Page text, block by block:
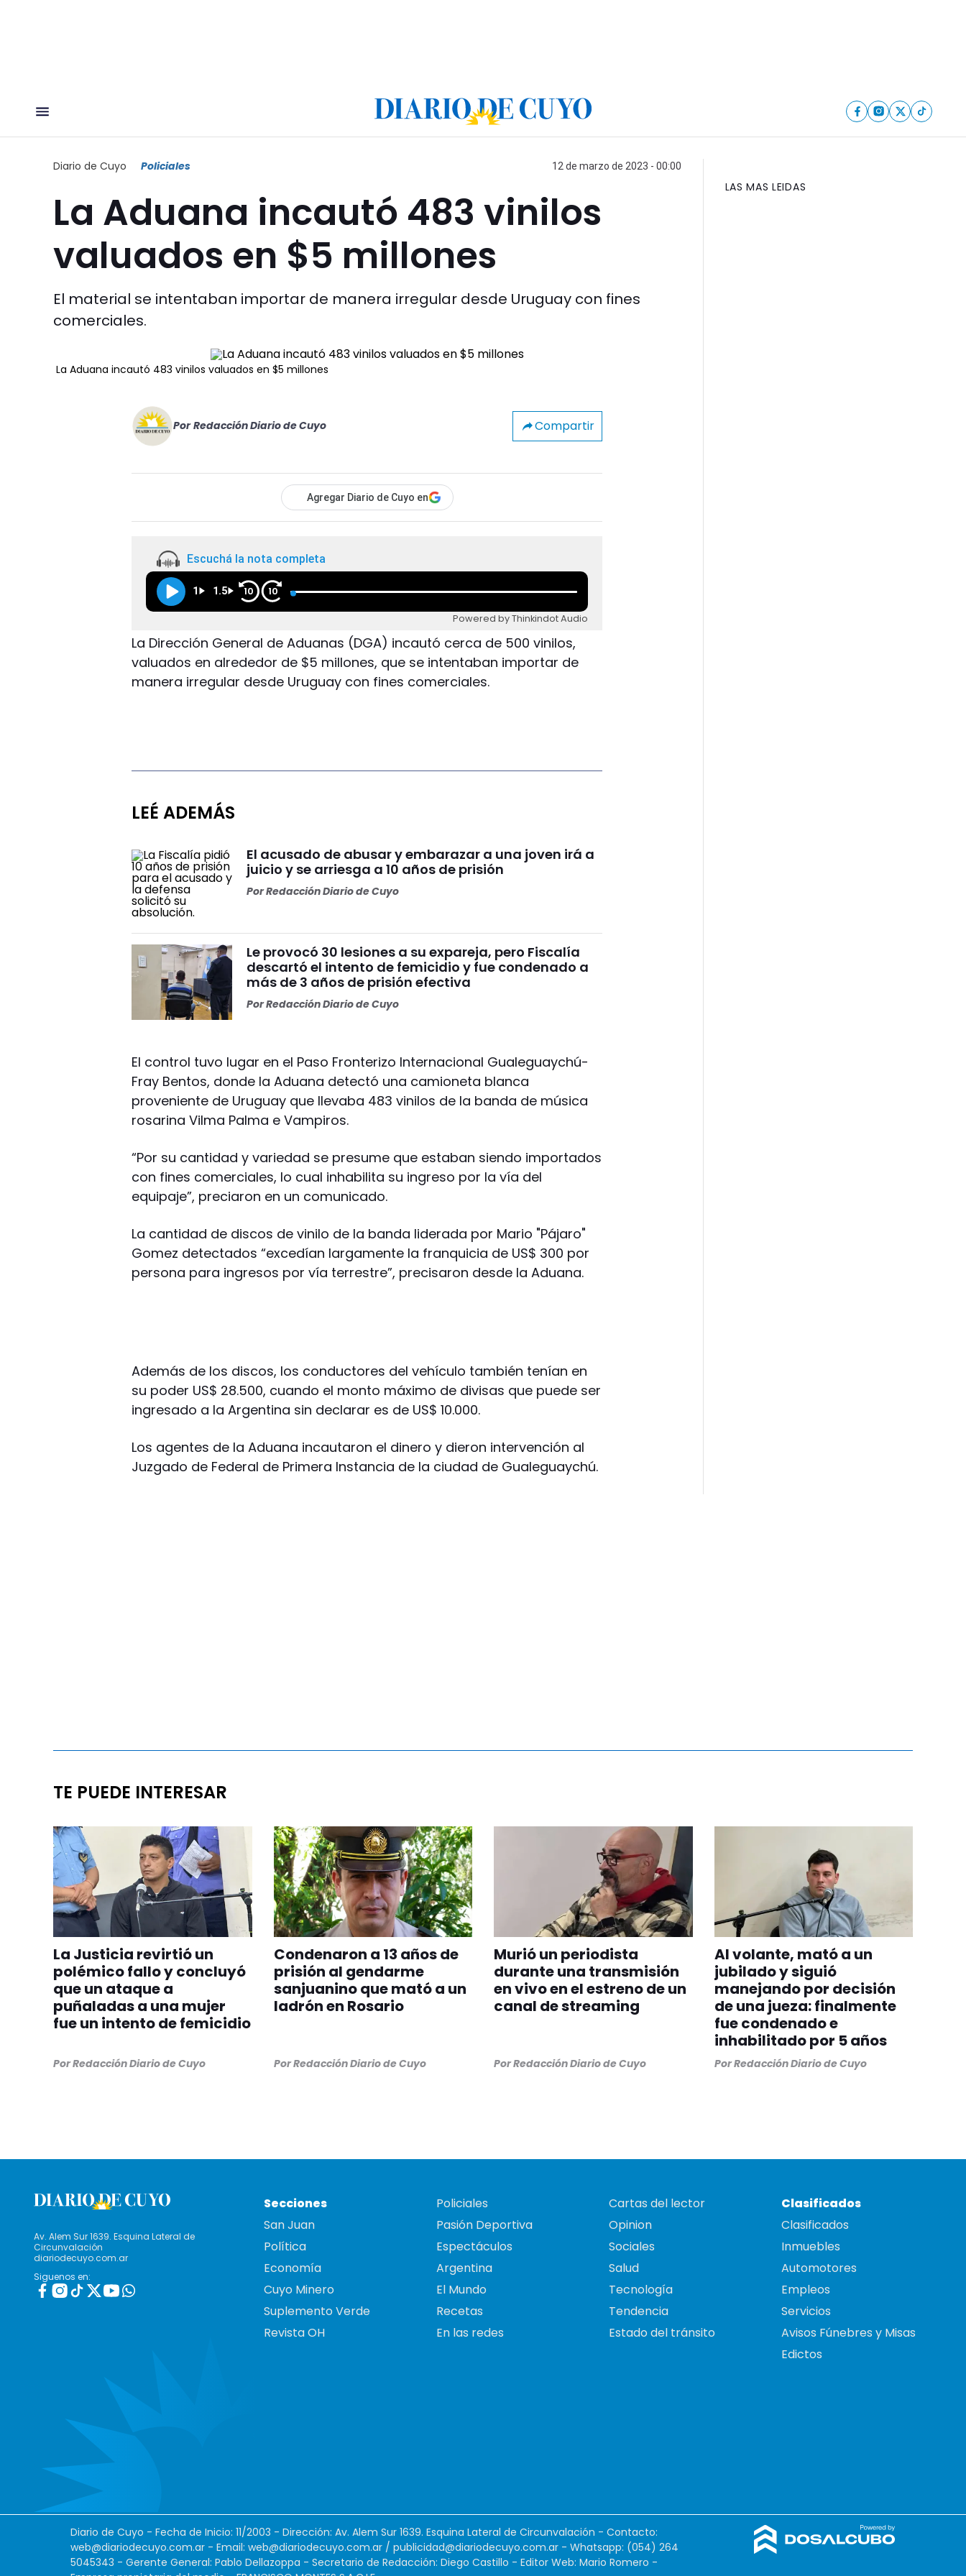
Diario de Cuyo Policiales 12 de marzo de 2023 - 00:00
La Aduana incautó 483 vinilos
valuados en $5 millones
El material se intentaban importar de manera irregular desde Uruguay con fines
comerciales.
La Aduana incautó 483 vinilos valuados en $5 millones
Por Redacción Diario de Cuyo Compartir
Agregar Diario de Cuyo en
Escuchá la nota completa
1 1.5 10 10
Powered by Thinkindot Audio
La Dirección General de Aduanas (DGA) incautó cerca de 500 vinilos,
valuados en alrededor de $5 millones, que se intentaban importar de
manera irregular desde Uruguay con fines comerciales.
LEÉ ADEMÁS
El acusado de abusar y embarazar a una joven irá a
juicio y se arriesga a 10 años de prisión
PorRedacción Diario de Cuyo
Le provocó 30 lesiones a su expareja, pero Fiscalía
descartó el intento de femicidio y fue condenado a
más de 3 años de prisión efectiva
PorRedacción Diario de Cuyo
El control tuvo lugar en el Paso Fronterizo Internacional Gualeguaychú-
Fray Bentos, donde la Aduana detectó una camioneta blanca
proveniente de Uruguay que llevaba 483 vinilos de la banda de música
rosarina Vilma Palma e Vampiros.
“Por su cantidad y variedad se presume que estaban siendo importados
con fines comerciales, lo cual inhabilita su ingreso por la vía del
equipaje”, preciaron en un comunicado.
La cantidad de discos de vinilo de la banda liderada por Mario "Pájaro"
Gomez detectados “excedían largamente la franquicia de US$ 300 por
persona para ingresos por vía terrestre”, precisaron desde la Aduana.
Además de los discos, los conductores del vehículo también tenían en
su poder US$ 28.500, cuando el monto máximo de divisas que puede ser
ingresado a la Argentina sin declarar es de US$ 10.000.
Los agentes de la Aduana incautaron el dinero y dieron intervención al
Juzgado de Federal de Primera Instancia de la ciudad de Gualeguaychú.
LAS MAS LEIDAS
TE PUEDE INTERESAR
La Justicia revirtió un
polémico fallo y concluyó
que un ataque a
puñaladas a una mujer
fue un intento de femicidio
PorRedacción Diario de Cuyo
Condenaron a 13 años de
prisión al gendarme
sanjuanino que mató a un
ladrón en Rosario
PorRedacción Diario de Cuyo
Murió un periodista
durante una transmisión
en vivo en el estreno de un
canal de streaming
PorRedacción Diario de Cuyo
Al volante, mató a un
jubilado y siguió
manejando por decisión
de una jueza: finalmente
fue condenado e
inhabilitado por 5 años
PorRedacción Diario de Cuyo
Av. Alem Sur 1639. Esquina Lateral de
Circunvalación
diariodecuyo.com.ar
Siguenos en:
Secciones
San Juan
Política
Economía
Cuyo Minero
Suplemento Verde
Revista OH
Policiales
Pasión Deportiva
Espectáculos
Argentina
El Mundo
Recetas
En las redes
Cartas del lector
Opinion
Sociales
Salud
Tecnología
Tendencia
Estado del tránsito
Clasificados
Clasificados
Inmuebles
Automotores
Empleos
Servicios
Avisos Fúnebres y Misas
Edictos
Diario de Cuyo - Fecha de Inicio: 11/2003 - Dirección: Av. Alem Sur 1639. Esquina Lateral de Circunvalación - Contacto:
web@diariodecuyo.com.ar - Email: web@diariodecuyo.com.ar / publicidad@diariodecuyo.com.ar - Whatsapp: (054) 264
5045343 - Gerente General: Pablo Dellazoppa - Secretario de Redacción: Diego Castillo - Editor Web: Mario Romero -